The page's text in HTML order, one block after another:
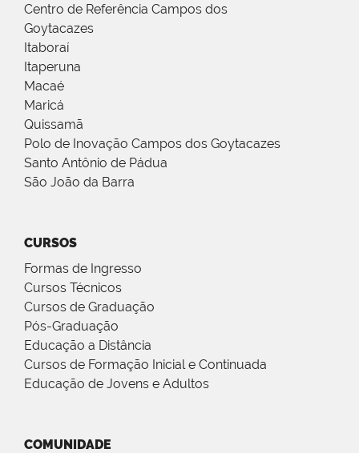
Centro de Referência Campos dos
Goytacazes
Itaboraí
Itaperuna
Macaé
Maricá
Quissamã
Polo de Inovação Campos dos Goytacazes
Santo Antônio de Pádua
São João da Barra
CURSOS
Formas de Ingresso
Cursos Técnicos
Cursos de Graduação
Pós-Graduação
Educação a Distância
Cursos de Formação Inicial e Continuada
Educação de Jovens e Adultos
COMUNIDADE